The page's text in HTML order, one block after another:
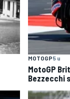
MOTOGP5 u
MotoGP
Bezzecchi